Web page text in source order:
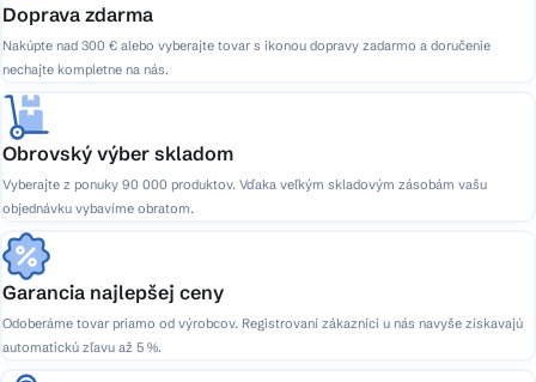
Doprava zdarma
Nakúpte nad 300 € alebo vyberajte tovar s ikonou dopravy zadarmo a doručenie
nechajte kompletne na nás.
Obrovský výber skladom
Vyberajte z ponuky 90 000 produktov. Vďaka veľkým skladovým zásobám vašu
objednávku vybavíme obratom.
Garancia najlepšej ceny
Odoberáme tovar priamo od výrobcov. Registrovaní zákazníci u nás navyše získavajú
automatickú zľavu až 5 %.